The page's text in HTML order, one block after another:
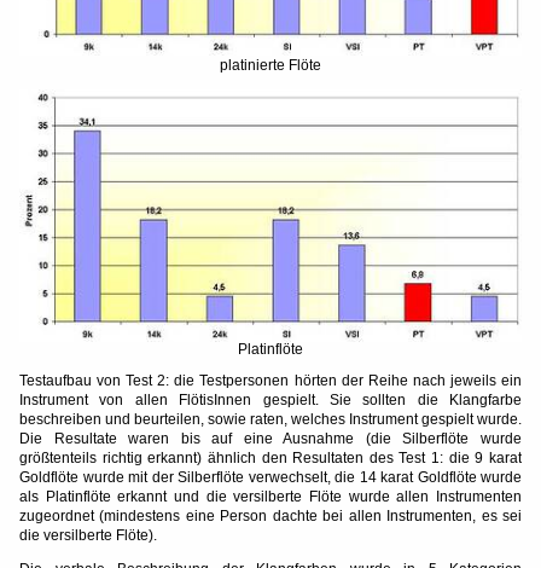
platinierte Flöte
Platinflöte
Testaufbau von Test 2: die Testpersonen hörten der Reihe nach jeweils ein
Instrument von allen FlötisInnen gespielt. Sie sollten die Klangfarbe
beschreiben und beurteilen, sowie raten, welches Instrument gespielt wurde.
Die Resultate waren bis auf eine Ausnahme (die Silberflöte wurde
größtenteils richtig erkannt) ähnlich den Resultaten des Test 1: die 9 karat
Goldflöte wurde mit der Silberflöte verwechselt, die 14 karat Goldflöte wurde
als Platinflöte erkannt und die versilberte Flöte wurde allen Instrumenten
zugeordnet (mindestens eine Person dachte bei allen Instrumenten, es sei
die versilberte Flöte).